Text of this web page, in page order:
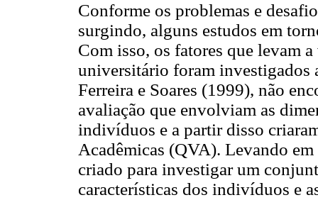
Conforme os problemas e
surgindo, alguns estudos em
Com isso, os fatores que levam
universitário foram investigados
Ferreira e Soares (1999), não
avaliação que envolviam as
indivíduos e a partir disso
Acadêmicas (QVA). Levando
criado para investigar um
características dos indivíduos e